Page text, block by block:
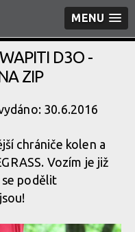
MENU
D3O -
ZIP
30.6.2016
chrániče kolen a
Vozím je již
se podělit